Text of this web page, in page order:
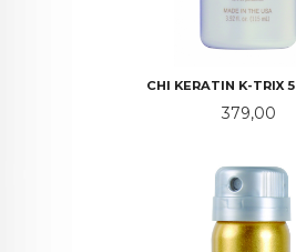
CHI KERATIN K-TRIX
Pris
379,00